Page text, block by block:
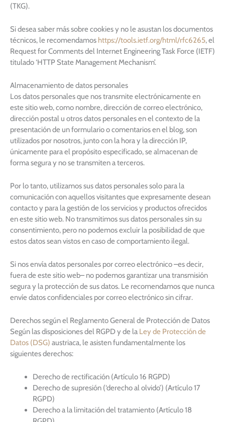
(TKG).
Si desea saber más sobre cookies y no le asustan los documentos
técnicos, le recomendamos https://tools.ietf.org/html/rfc6265, el
Request for Comments del Internet Engineering Task Force (IETF)
titulado ‘HTTP State Management Mechanism’.
Almacenamiento de datos personales
Los datos personales que nos transmite electrónicamente en
este sitio web, como nombre, dirección de correo electrónico,
dirección postal u otros datos personales en el contexto de la
presentación de un formulario o comentarios en el blog, son
utilizados por nosotros, junto con la hora y la dirección IP,
únicamente para el propósito especificado, se almacenan de
forma segura y no se transmiten a terceros.
Por lo tanto, utilizamos sus datos personales solo para la
comunicación con aquellos visitantes que expresamente desean
contacto y para la gestión de los servicios y productos ofrecidos
en este sitio web. No transmitimos sus datos personales sin su
consentimiento, pero no podemos excluir la posibilidad de que
estos datos sean vistos en caso de comportamiento ilegal.
Si nos envía datos personales por correo electrónico –es decir,
fuera de este sitio web– no podemos garantizar una transmisión
segura y la protección de sus datos. Le recomendamos que nunca
envíe datos confidenciales por correo electrónico sin cifrar.
Derechos según el Reglamento General de Protección de Datos
Según las disposiciones del RGPD y de la Ley de Protección de
Datos (DSG) austriaca, le asisten fundamentalmente los
siguientes derechos:
Derecho de rectificación (Artículo 16 RGPD)
Derecho de supresión (‘derecho al olvido’) (Artículo 17
RGPD)
Derecho a la limitación del tratamiento (Artículo 18